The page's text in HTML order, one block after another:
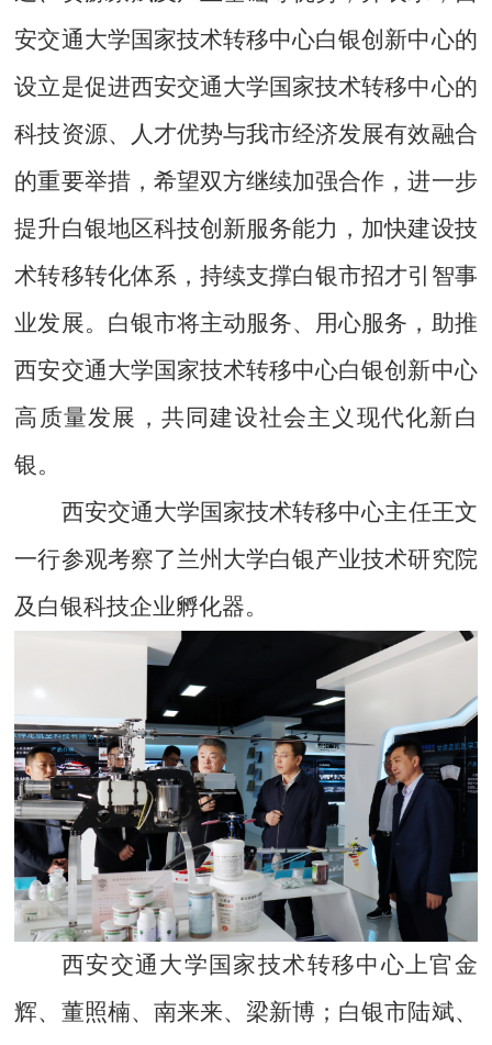
安交通大学国家技术转移中心白银创新中心的
设立是促进西安交通大学国家技术转移中心的
科技资源、人才优势与我市经济发展有效融合
的重要举措，希望双方继续加强合作，进一步
提升白银地区科技创新服务能力，加快建设技
术转移转化体系，持续支撑白银市招才引智事
业发展。白银市将主动服务、用心服务，助推
西安交通大学国家技术转移中心白银创新中心
高质量发展，共同建设社会主义现代化新白
银。
西安交通大学国家技术转移中心主任王文
一行参观考察了兰州大学白银产业技术研究院
及白银科技企业孵化器。
西安交通大学国家技术转移中心上官金
辉、董照楠、南来来、梁新博；白银市陆斌、